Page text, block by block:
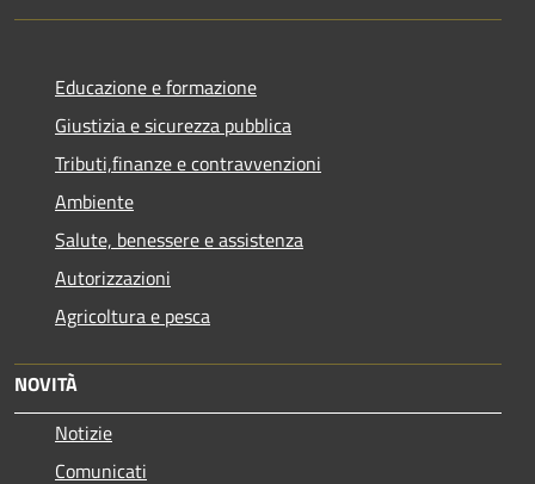
Educazione e formazione
Giustizia e sicurezza pubblica
Tributi,finanze e contravvenzioni
Ambiente
Salute, benessere e assistenza
Autorizzazioni
Agricoltura e pesca
NOVITÀ
Notizie
Comunicati